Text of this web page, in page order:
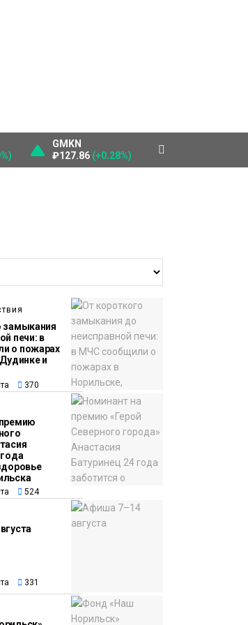
GMKN
₽127.86 (+0.28%)
замыкания
печи: в
о пожарах
и
370
524
331